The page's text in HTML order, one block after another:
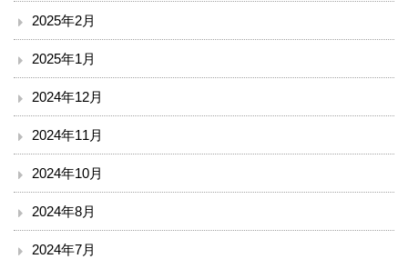
脳神経外科
皮膚科
産婦人科
2025年2月
2025年1月
2024年12月
2024年11月
2024年10月
2024年8月
2024年7月